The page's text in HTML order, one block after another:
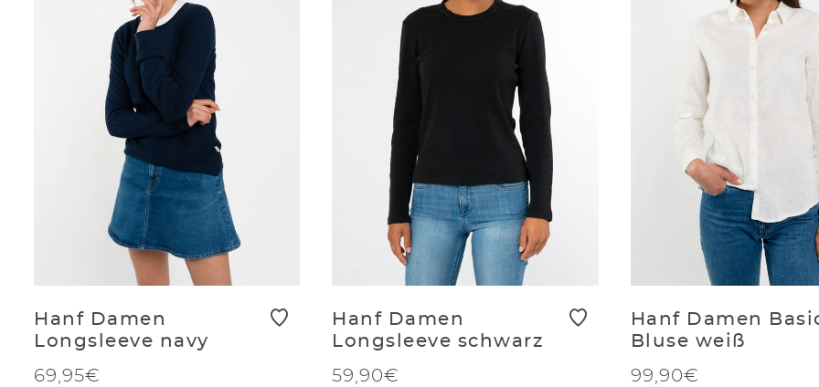
Hanf Damen
Longsleeve navy
69,95€
Hanf Damen
Longsleeve schwarz
59,90€
Hanf Damen
Bluse weiß
99,90€